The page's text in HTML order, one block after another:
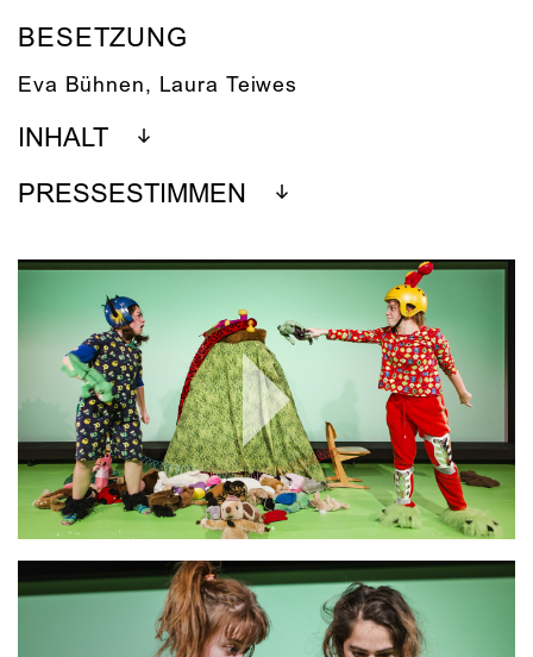
BESETZUNG
Eva Bühnen, Laura Teiwes
INHALT
PRESSESTIMMEN
Play
Video